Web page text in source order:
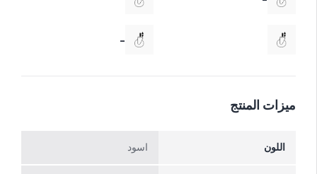
-
ميزات المنتج
اللون اسود